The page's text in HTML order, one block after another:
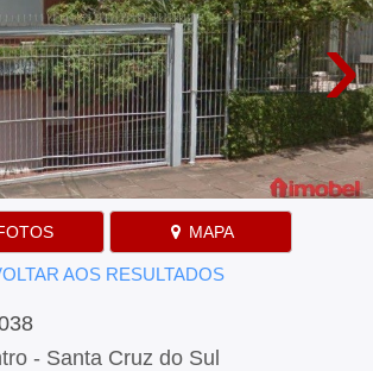
›
MAPA
AOS RESULTADOS
- Santa Cruz do Sul